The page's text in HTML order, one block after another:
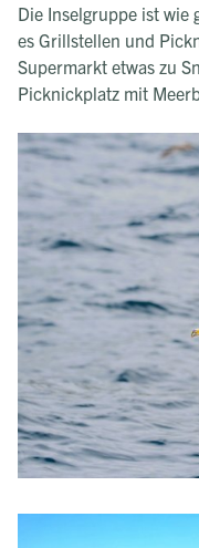
Die Inselgruppe ist wie
es Grillstellen und
Supermarkt etwas zu
Picknickplatz mit